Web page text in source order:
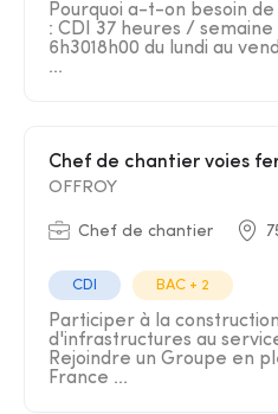
Pourquoi a-t-on besoin
: CDI 37 heures /
6h3018h00 du lundi au
...
Chef de chantier voies
OFFROY
Chef de chantier
CDI BAC + 2
Participer à la
d'infrastructures au
Rejoindre un Groupe en
France ...